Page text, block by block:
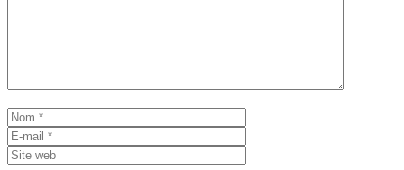
Nom
mail
web